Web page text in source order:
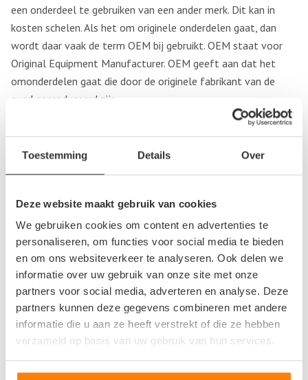
Toestemming Details Over
Deze website maakt gebruik van cookies
We gebruiken cookies om content en advertenties te
personaliseren, om functies voor social media te bieden
en om ons websiteverkeer te analyseren. Ook delen we
informatie over uw gebruik van onze site met onze
partners voor social media, adverteren en analyse. Deze
partners kunnen deze gegevens combineren met andere
informatie die u aan ze heeft verstrekt of die ze hebben
verzameld op basis van uw gebruik van hun services.
een onderdeel te gebruiken van een ander merk. Dit kan in
kosten schelen. Als het om originele onderdelen gaat, dan
wordt daar vaak de term OEM bij gebruikt. OEM staat voor
Original Equipment Manufacturer. OEM geeft aan dat het
omonderdelen gaat die door de originele fabrikant van de
quad geproduceerd zijn.
Merk
je tegenkomt op de sloop zijn bijvoorbeeld Artic Cat, Can-Am,